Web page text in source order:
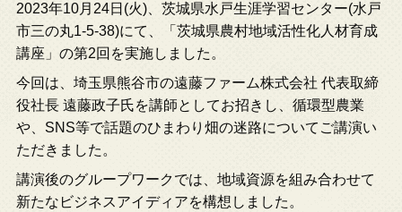
2023年10月24日(火)、茨城県水戸生涯学習センター(水戸
市三の丸1-5-38)にて、「茨城県農村地域活性化人材育成
講座」の第2回を実施しました。
今回は、埼玉県熊谷市の遠藤ファーム株式会社 代表取締
役社長 遠藤政子氏を講師としてお招きし、循環型農業
や、SNS等で話題のひまわり畑の迷路についてご講演い
ただきました。
講演後のグループワークでは、地域資源を組み合わせて
新たなビジネスアイディアを構想しました。